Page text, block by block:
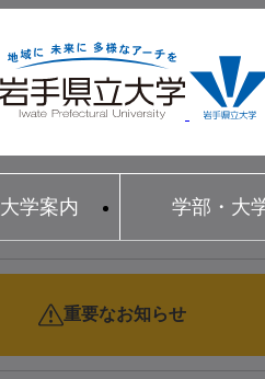
大学案内 学部・大
重要なお知らせ